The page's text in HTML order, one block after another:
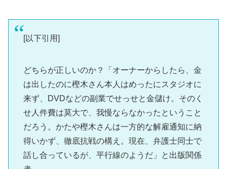
[以下引用]
どちらが正しいのか？「オーナーからしたら、金
は出したのに樫木さん本人はめったにスタジオに
来ず、DVDなどの副業でせっせと金儲け。そのく
せ人件費は莫大で、我慢ならなかったということ
だろう。かたや樫木さんは一方的な解雇通知に納
得いかず、徹底抗戦の構え。現在、弁護士同士で
話し合っているが、平行線のようだ」と出版関係